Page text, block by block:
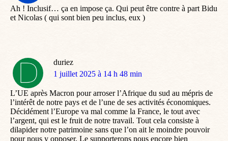
Ah ! Inclusif… ça en impose ça. Qui peut être contre à part Bidu
et Nicolas ( qui sont bien peu inclus, eux )
duriez
dit
1 juillet 2025 à 14 h 48 min
L’UE après Macron pour arroser l’Afrique du sud au mépris de
l’intérêt de notre pays et de l’une de ses activités économiques.
Décidément l’Europe va mal comme la France, le tout avec
l’argent, qui est le fruit de notre travail. Tout cela consiste à
dilapider notre patrimoine sans que l’on ait le moindre pouvoir
pour nous y opposer. Le supporterons nous encore bien